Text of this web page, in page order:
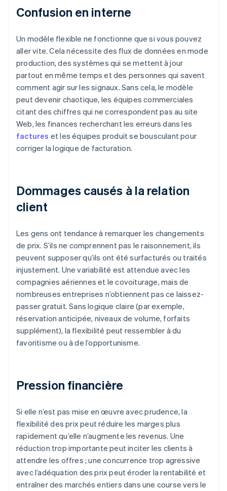
Confusion en interne
Un modèle flexible ne fonctionne que si vous pouvez
aller vite. Cela nécessite des flux de données en mode
production, des systèmes qui se mettent à jour
partout en même temps et des personnes qui savent
comment agir sur les signaux. Sans cela, le modèle
peut devenir chaotique, les équipes commerciales
citant des chiffres qui ne correspondent pas au site
Web, les finances recherchant les erreurs dans les
factures et les équipes produit se bousculant pour
corriger la logique de facturation.
Dommages causés à la relation
client
Les gens ont tendance à remarquer les changements
de prix. S’ils ne comprennent pas le raisonnement, ils
peuvent supposer qu’ils ont été surfacturés ou traités
injustement. Une variabilité est attendue avec les
compagnies aériennes et le covoiturage, mais de
nombreuses entreprises n’obtiennent pas ce laissez-
passer gratuit. Sans logique claire (par exemple,
réservation anticipée, niveaux de volume, forfaits
supplément), la flexibilité peut ressembler à du
favoritisme ou à de l’opportunisme.
Pression financière
Si elle n’est pas mise en œuvre avec prudence, la
flexibilité des prix peut réduire les marges plus
rapidement qu’elle n’augmente les revenus. Une
réduction trop importante peut inciter les clients à
attendre les offres ; une concurrence trop agressive
avec l’adéquation des prix peut éroder la rentabilité et
entraîner des marchés entiers dans une course vers le